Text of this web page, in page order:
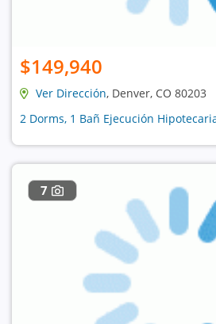
$149,940
Ver Dirección, Denver, CO 80203
2 Dorms, 1 Bañ Ejecución
7